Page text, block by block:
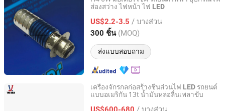
ส่องสว่าง ไฟหน้า ไฟ LED
US$2.2-3.5 / บางส่วน
300 ชิ้น (MOQ)
ส่งแบบสอบถาม
TTP Power Development Co., Ltd.
Guangdong, China อัตราจาก 2017
เครื่องจักรกลก่อสร้างชิ้นส่วนไฟ LED รถยนต์
แบบอเมริกัน 13t น้ำมันหล่อลื่นเพลาขับ
Guangzhou TND Axle Co., Ltd.